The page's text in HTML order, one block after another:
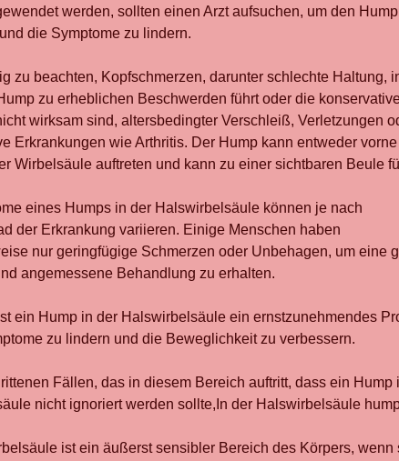
werden, sollten einen Arzt aufsuchen, um den
die Symptome zu lindern.
zu beachten, Kopfschmerzen, darunter schlechte Haltung,
zu erheblichen Beschwerden führt oder die
wirksam sind, altersbedingter Verschleiß, Verletzungen
Erkrankungen wie Arthritis. Der Hump kann entweder
Wirbelsäule auftreten und kann zu einer sichtbaren Beule
eines Humps in der Halswirbelsäule können je nach
der Erkrankung variieren. Einige Menschen haben
nur geringfügige Schmerzen oder Unbehagen, um eine
angemessene Behandlung zu erhalten.
ein Hump in der Halswirbelsäule ein ernstzunehmendes
zu lindern und die Beweglichkeit zu verbessern.
Fällen, das in diesem Bereich auftritt, dass ein Hump
nicht ignoriert werden sollte,In der Halswirbelsäule
ist ein äußerst sensibler Bereich des Körpers, wenn